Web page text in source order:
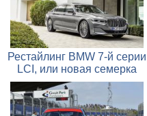
Рестайлинг BMW 7-й серии
LCI, или новая семерка